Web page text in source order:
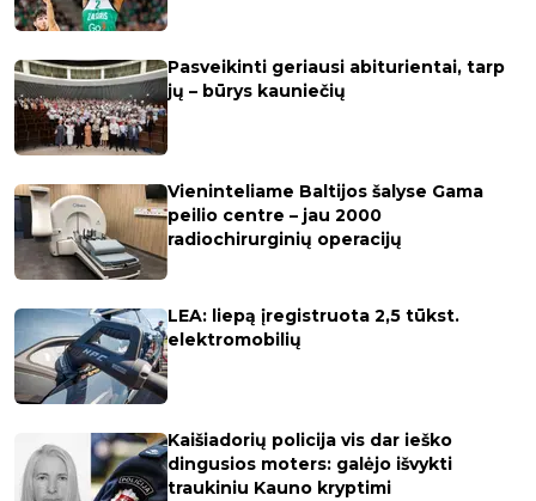
Pasveikinti geriausi abiturientai, tarp
jų – būrys kauniečių
Vieninteliame Baltijos šalyse Gama
peilio centre – jau 2000
radiochirurginių operacijų
LEA: liepą įregistruota 2,5 tūkst.
elektromobilių
Kaišiadorių policija vis dar ieško
dingusios moters: galėjo išvykti
traukiniu Kauno kryptimi